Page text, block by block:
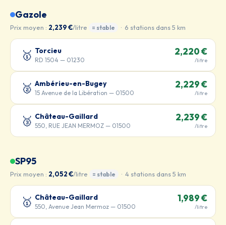
Gazole
Prix moyen : 2,239 €/litre = stable · 6 stations dans 5 km
🥇 Torcieu
RD 1504 — 01230
2,220 €
/litre
🥈 Ambérieu-en-Bugey
15 Avenue de la Libération — 01500
2,229 €
/litre
🥉 Château-Gaillard
550, RUE JEAN MERMOZ — 01500
2,239 €
/litre
SP95
Prix moyen : 2,052 €/litre = stable · 4 stations dans 5 km
🥇 Château-Gaillard
550, Avenue Jean Mermoz — 01500
1,989 €
/litre